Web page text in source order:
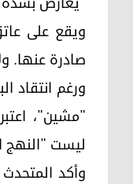
صادرة عنها.
ورغم انتقاد
"مشين"،
ليست "النهج
وأكد